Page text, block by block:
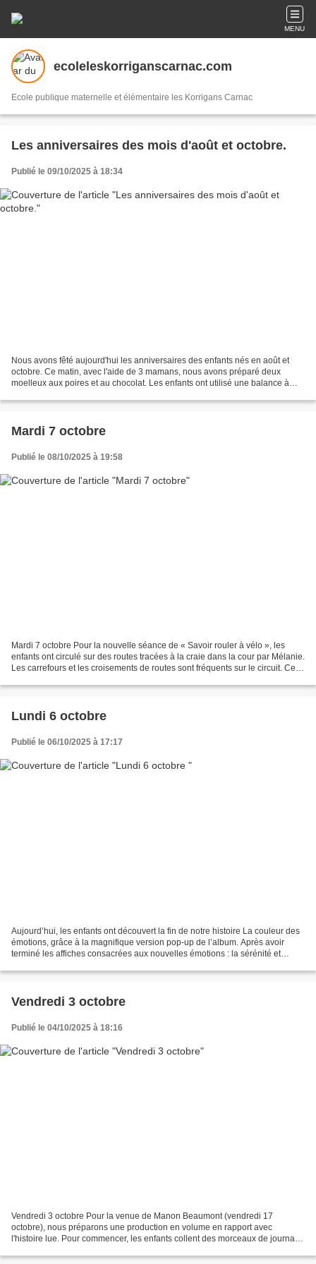
MENU
ecoleleskorriganscarnac.com
Ecole publique maternelle et élémentaire les Korrigans Carnac
Les anniversaires des mois d'août et octobre.
Publié le 09/10/2025 à 18:34
Nous avons fêté aujourd'hui les anniversaires des enfants nés en août et
octobre. Ce matin, avec l'aide de 3 mamans, nous avons préparé deux
moelleux aux poires et au chocolat. Les enfants ont utilisé une balance à
Mardi 7 octobre
Publié le 08/10/2025 à 19:58
Mardi 7 octobre Pour la nouvelle séance de « Savoir rouler à vélo », les
enfants ont circulé sur des routes tracées à la craie dans la cour par Mélanie.
Les carrefours et les croisements de routes sont fréquents sur le circuit. Cela
Lundi 6 octobre
Publié le 06/10/2025 à 17:17
Aujourd’hui, les enfants ont découvert la fin de notre histoire La couleur des
émotions, grâce à la magnifique version pop-up de l’album. Après avoir
terminé les affiches consacrées aux nouvelles émotions : la sérénité et
Vendredi 3 octobre
Publié le 04/10/2025 à 18:16
Vendredi 3 octobre Pour la venue de Manon Beaumont (vendredi 17
octobre), nous préparons une production en volume en rapport avec
l'histoire lue. Pour commencer, les enfants collent des morceaux de journaux